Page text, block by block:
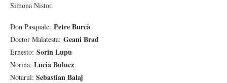
Simona Nistor.
Don Pasquale: Petre Burcă
Doctor Malatesta: Geani Brad
Ernesto: Sorin Lupu
Norina: Lucia Bulucz
Notarul: Sebastian Balaj